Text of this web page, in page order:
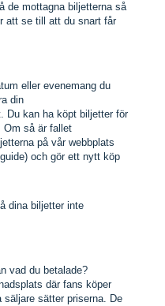
de mottagna biljetterna så
att se till att du snart får
eller evenemang du
din
Du kan ha köpt biljetter för
Om så är fallet
på vår webbplats
och gör ett nytt köp
dina biljetter inte
vad du betalade?
där fans köper
sätter priserna. De